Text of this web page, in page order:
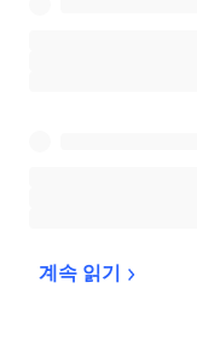
계속 읽기